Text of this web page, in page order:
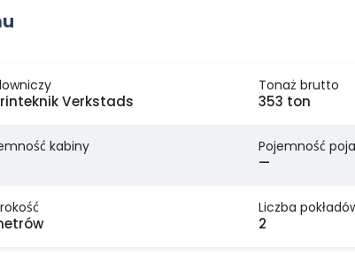
Verkstads
Tonaż brutto
353 ton
kabiny Pojemność
—
Liczba
2